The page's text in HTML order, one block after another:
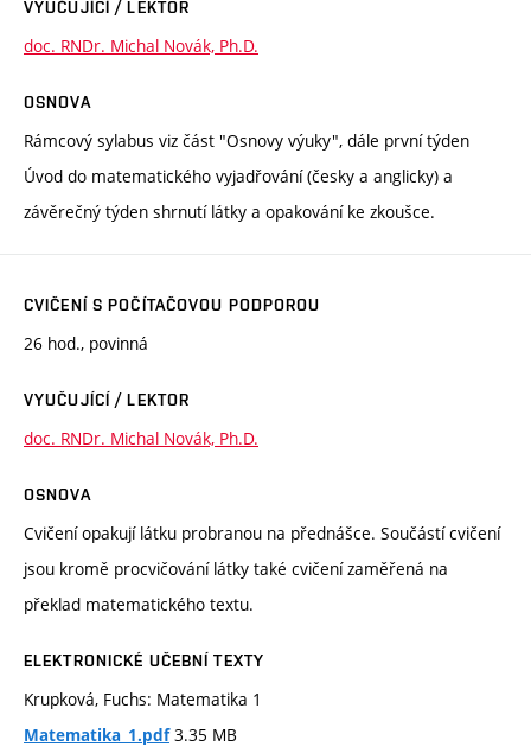
VYUČUJÍCÍ / LEKTOR
doc. RNDr. Michal Novák, Ph.D.
OSNOVA
Rámcový sylabus viz část "Osnovy výuky", dále první týden
Úvod do matematického vyjadřování (česky a anglicky) a
závěrečný týden shrnutí látky a opakování ke zkoušce.
CVIČENÍ S POČÍTAČOVOU PODPOROU
26 hod., povinná
VYUČUJÍCÍ / LEKTOR
doc. RNDr. Michal Novák, Ph.D.
OSNOVA
Cvičení opakují látku probranou na přednášce. Součástí cvičení
jsou kromě procvičování látky také cvičení zaměřená na
překlad matematického textu.
ELEKTRONICKÉ UČEBNÍ TEXTY
Krupková, Fuchs: Matematika 1
Matematika_1.pdf3.35 MB